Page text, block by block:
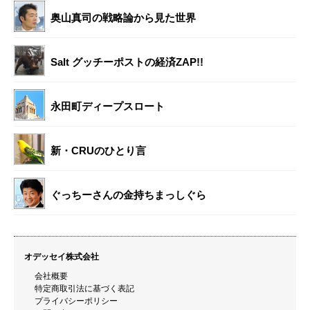
奥山真司の戦略論から見た世界
Salt グッチーポストの経済ZAP!!
永田町ディープスロート
新・CRUのひとり言
ぐっちーさんの金持ちまっしぐら
オデッセイ株式会社
会社概要
特定商取引法に基づく表記
プライバシーポリシー